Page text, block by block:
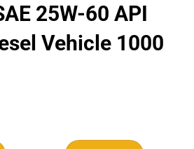
25W-60 API
Vehicle 1000